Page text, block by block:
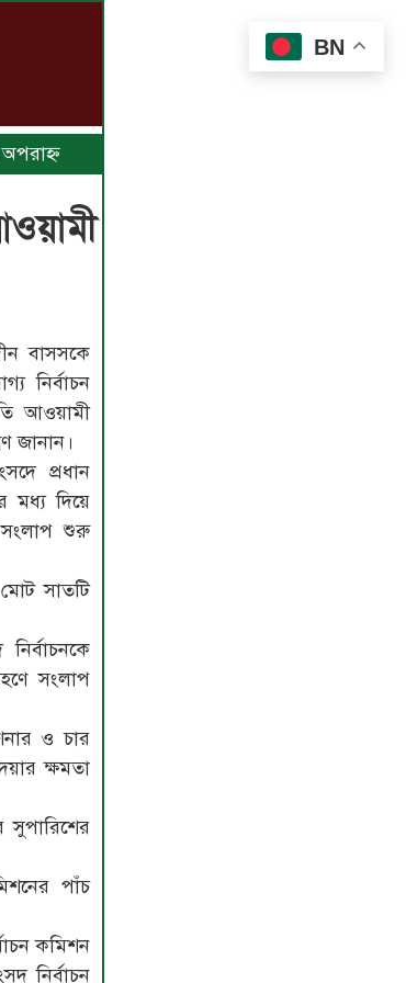
বাসসকে
নির্বাচন
আওয়ামী
জানান।
প্রধান
মধ্য দিয়ে
শুরু
সাতটি
সংলাপ
ও চার
ক্ষমতা
সুপারিশের
পাঁচ
কমিশন
নির্বাচন
BN